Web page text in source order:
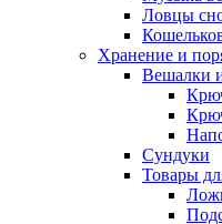
Ловцы
Хранение и
Вешалки
Сундуки
Товары